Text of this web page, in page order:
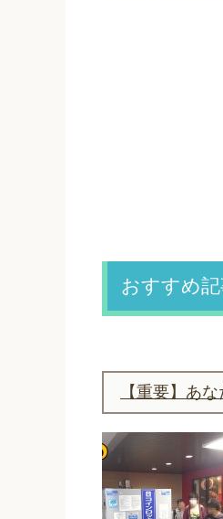
おすすめ記
【重要】あ